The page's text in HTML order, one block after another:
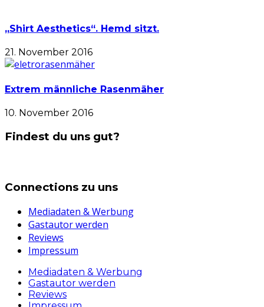
„Shirt Aesthetics“. Hemd sitzt.
21. November 2016
Extrem männliche Rasenmäher
10. November 2016
Findest du uns gut?
Connections zu uns
Mediadaten & Werbung
Gastautor werden
Reviews
Impressum
Mediadaten & Werbung
Gastautor werden
Reviews